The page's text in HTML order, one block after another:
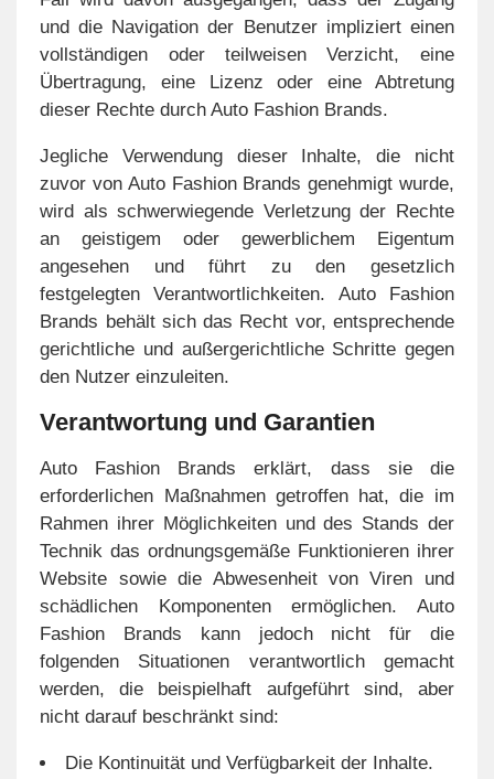
und die Navigation der Benutzer impliziert einen
vollständigen oder teilweisen Verzicht, eine
Übertragung, eine Lizenz oder eine Abtretung
dieser Rechte durch Auto Fashion Brands.
Jegliche Verwendung dieser Inhalte, die nicht
zuvor von Auto Fashion Brands genehmigt wurde,
wird als schwerwiegende Verletzung der Rechte
an geistigem oder gewerblichem Eigentum
angesehen und führt zu den gesetzlich
festgelegten Verantwortlichkeiten. Auto Fashion
Brands behält sich das Recht vor, entsprechende
gerichtliche und außergerichtliche Schritte gegen
den Nutzer einzuleiten.
Verantwortung und Garantien
Auto Fashion Brands erklärt, dass sie die
erforderlichen Maßnahmen getroffen hat, die im
Rahmen ihrer Möglichkeiten und des Stands der
Technik das ordnungsgemäße Funktionieren ihrer
Website sowie die Abwesenheit von Viren und
schädlichen Komponenten ermöglichen. Auto
Fashion Brands kann jedoch nicht für die
folgenden Situationen verantwortlich gemacht
werden, die beispielhaft aufgeführt sind, aber
nicht darauf beschränkt sind:
Die Kontinuität und Verfügbarkeit der Inhalte.